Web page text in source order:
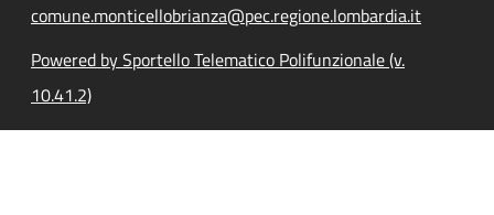
comune.monticellobrianza@pec.regione.lombardia.it
Powered by Sportello Telematico Polifunzionale (v.
10.41.2)